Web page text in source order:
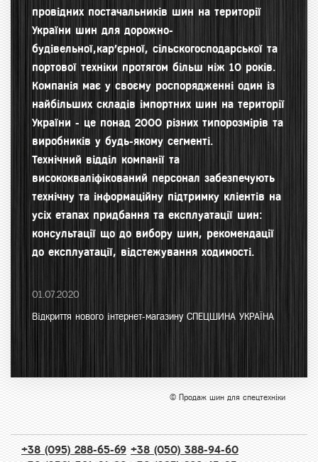
провідних постачальників шин на території
України шин для дорожно-
будівельної,кар'єрної, сільскогосподарської та
портової техніки протягом більш ніж 10 років.
Компанія має у своєму роспорядженні один із
найбільших складів імпортних шин на території
України - це понад 2000 різних типорозмірів та
виробників у будь-якому сегменті.
Технічний відділ компанії та
висококваліфікований персонал забезпечують
технічну та інформаційну підтримку кліентів на
усіх етапах придбання та експлуатації шин:
консультації що до вибору шин, рекомендації
до експлуатації, відстежування ходимості.
01.07.2020
Відкриття нового інтернет-магазину СПЕЦШИНА УКРАЇНА
© Продаж шин для спецтехніки
+38 (095) 288-65-69 +38 (050) 388-94-60